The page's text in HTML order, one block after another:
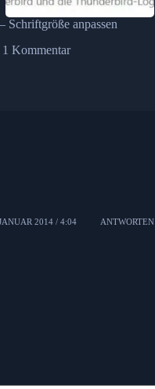
anpassen
1 Kommentar
2014 / 4:04 ANTWORTEN